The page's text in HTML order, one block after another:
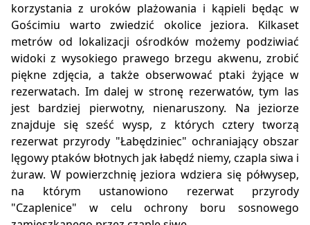
korzystania z uroków plażowania i kąpieli będąc w
Gościmiu warto zwiedzić okolice jeziora. Kilkaset
metrów od lokalizacji ośrodków możemy podziwiać
widoki z wysokiego prawego brzegu akwenu, zrobić
piękne zdjęcia, a także obserwować ptaki żyjące w
rezerwatach. Im dalej w stronę rezerwatów, tym las
jest bardziej pierwotny, nienaruszony. Na jeziorze
znajduje się sześć wysp, z których cztery tworzą
rezerwat przyrody "Łabędziniec" ochraniający obszar
lęgowy ptaków błotnych jak łabędź niemy, czapla siwa i
żuraw. W powierzchnię jeziora wdziera się półwysep,
na którym ustanowiono rezerwat przyrody
"Czaplenice" w celu ochrony boru sosnowego